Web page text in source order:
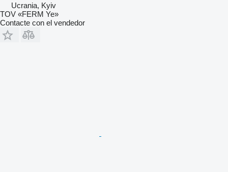
Ucrania, Kyiv
TOV «FERM Ye»
Contacte con el vendedor